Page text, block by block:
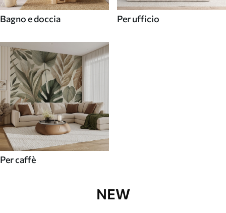
Bagno e doccia Per ufficio
Per caffè
NEW